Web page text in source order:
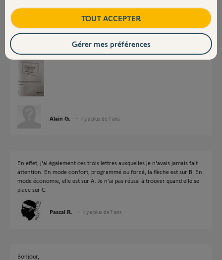
Alain G. il y a plus de 7 ans
En effet, j'ai également ces trois lettres auxquelles je n'avais jamais fait
attention. En mode confort, programmé ou forcé, la flèche est sur B. En
mode économie, elle est sur A. Je n'ai pas réussi à trouver quand elle se
place sur C.
Pascal R. il y a plus de 7 ans
Bonjour,
TOUT ACCEPTER
Gérer mes préférences